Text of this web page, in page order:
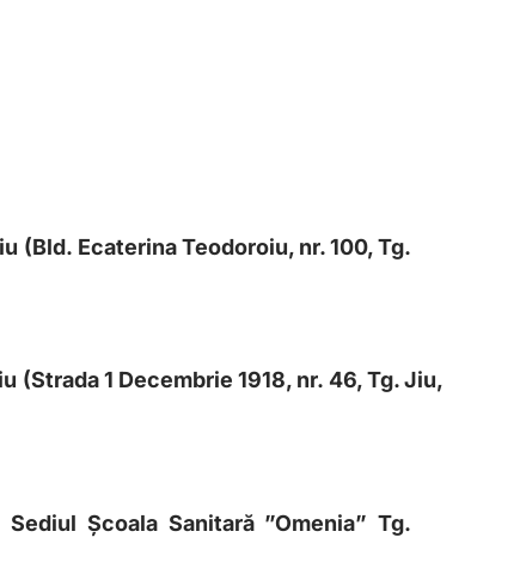
(Bld. Ecaterina Teodoroiu, nr. 100, Tg.
(Strada 1 Decembrie 1918, nr. 46, Tg. Jiu,
Sediul Școala Sanitară ”Omenia” Tg.